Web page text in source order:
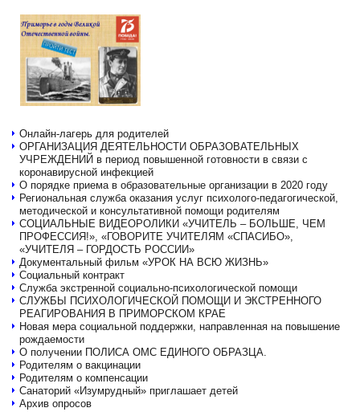
Онлайн-лагерь для родителей
ОРГАНИЗАЦИЯ ДЕЯТЕЛЬНОСТИ ОБРАЗОВАТЕЛЬНЫХ
УЧРЕЖДЕНИЙ в период повышенной готовности в связи с
коронавирусной инфекцией
О порядке приема в образовательные организации в 2020 году
Региональная служба оказания услуг психолого-педагогической,
методической и консультативной помощи родителям
СОЦИАЛЬНЫЕ ВИДЕОРОЛИКИ «УЧИТЕЛЬ – БОЛЬШЕ, ЧЕМ
ПРОФЕССИЯ!», «ГОВОРИТЕ УЧИТЕЛЯМ «СПАСИБО»,
«УЧИТЕЛЯ – ГОРДОСТЬ РОССИИ»
Документальный фильм «УРОК НА ВСЮ ЖИЗНЬ»
Социальный контракт
Служба экстренной социально-психологической помощи
СЛУЖБЫ ПСИХОЛОГИЧЕСКОЙ ПОМОЩИ И ЭКСТРЕННОГО
РЕАГИРОВАНИЯ В ПРИМОРСКОМ КРАЕ
Новая мера социальной поддержки, направленная на повышение
рождаемости
О получении ПОЛИСА ОМС ЕДИНОГО ОБРАЗЦА.
Родителям о вакцинации
Родителям о компенсации
Санаторий «Изумрудный» приглашает детей
Архив опросов